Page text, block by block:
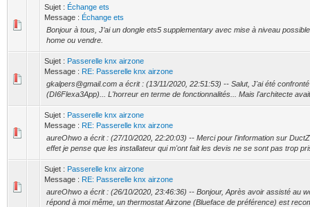
Sujet : Échange ets
Message : Échange ets
Bonjour à tous, J’ai un dongle ets5 supplementary avec mise à niveau
home ou vendre.
Sujet : Passerelle knx airzone
Message : RE: Passerelle knx airzone
gkalpers@gmail.com a écrit : (13/11/2020, 22:51:53) -- Salut, J'ai été
(DI6Flexa3App)... L'horreur en terme de fonctionnalités... Mais l'architecte
Sujet : Passerelle knx airzone
Message : RE: Passerelle knx airzone
aureOhwo a écrit : (27/10/2020, 22:20:03) -- Merci pour l'information sur
effet je pense que les installateur qui m'ont fait les devis ne se sont pas trop
Sujet : Passerelle knx airzone
Message : RE: Passerelle knx airzone
aureOhwo a écrit : (26/10/2020, 23:46:36) -- Bonjour, Après avoir assisté au
répond à moi même, un thermostat Airzone (Blueface de préférence) est